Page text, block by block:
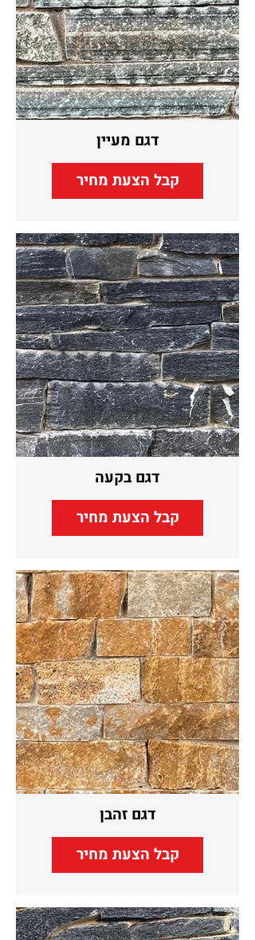
דגם מעיין
קבל הצעת מחיר
דגם בקעה
קבל הצעת מחיר
דגם זהבן
קבל הצעת מחיר